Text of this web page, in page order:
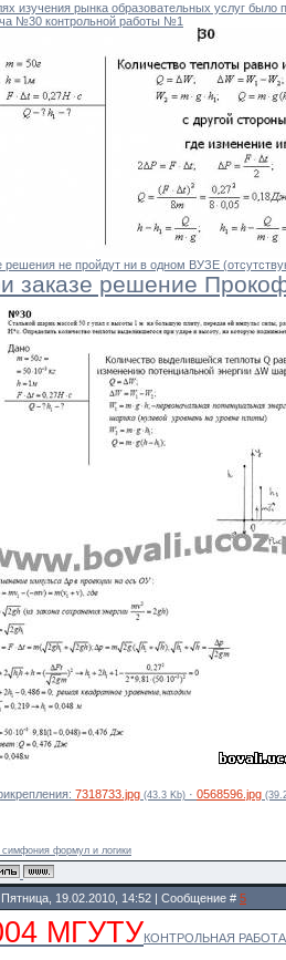
изучения рынка образовательных услуг
№30 контрольной работы №1
решения не пройдут ни в одном ВУЗЕ
заказе решение
7318733.jpg (43.3 Kb) · 0568596.jpg
симфония формул и логики
Пятница, 19.02.2010, 14:52 | Сообщение # 5
МГУТУКОНТРОЛЬНАЯ